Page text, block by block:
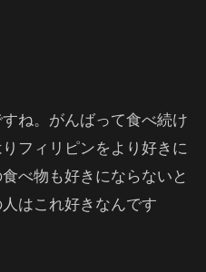
ね。がんばって食べ続け
フィリピンをより好きに
べ物も好きにならないと
はこれ好きなんです